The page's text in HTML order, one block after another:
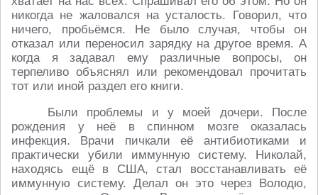
никогда не жаловался на усталость. Говорил, что
ничего, пробьёмся. Не было случая, чтобы он
отказал или переносил зарядку на другое время. А
когда я задавал ему различные вопросы, он
терпеливо объяснял или рекомендовал прочитать
тот или иной раздел его книги.
Были проблемы и у моей дочери. После
рождения у неё в спинном мозге оказалась
инфекция. Врачи пичкали её антибиотиками и
практически убили иммунную систему. Николай,
находясь ещё в США, стал восстанавливать её
иммунную систему. Делал он это через Володю,